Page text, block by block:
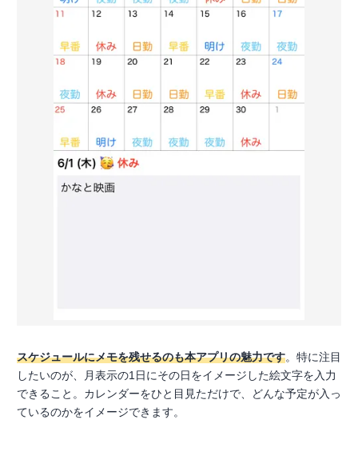
スケジュールにメモを残せるのも本アプリの魅力です。特に注目
したいのが、月表示の1日にその日をイメージした絵文字を入力
できること。カレンダーをひと目見ただけで、どんな予定が入っ
ているのかをイメージできます。